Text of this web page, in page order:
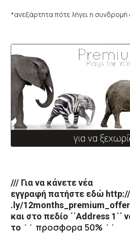
*ανεξάρτητα πότε λήγει η συνδρομή
/// Για να κάνετενέα
εγγραφή πατήστε εδώ
.ly/12months_premium_offer
και στο πεδίο ΄΄Address 1΄΄
το ΄΄ προσφορα 50% ΄΄